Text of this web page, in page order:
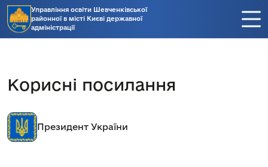
Управління освіти Шевченківської
районної в місті Києві державної
адміністрації
Корисні посилання
Президент України